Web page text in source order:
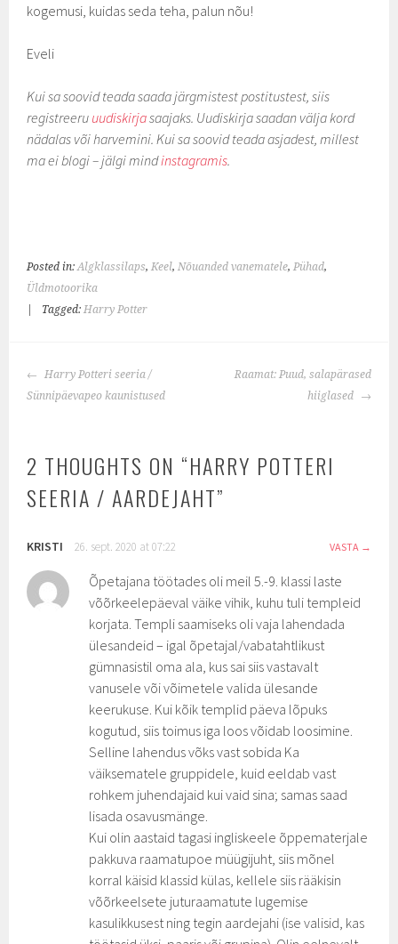
kogemusi, kuidas seda teha, palun nõu!
Eveli
Kui sa soovid teada saada järgmistest postitustest, siis
registreeru uudiskirjasaajaks. Uudiskirja saadan välja kord
nädalas või harvemini. Kui sa soovid teada asjadest, millest
ma ei blogi – jälgi mindinstagramis.
Posted in:Algklassilaps,Keel,Nõuanded vanematele,Pühad,
Üldmotoorika
Tagged:Harry Potter
POST
NAVIGATION
Harry Potteri seeria /
Sünnipäevapeo kaunistused
Raamat: Puud, salapärased
hiiglased
2 THOUGHTS ON “HARRY POTTERI
SEERIA / AARDEJAHT”
KRISTI 26. sept. 2020 at 07:22 VASTA
Õpetajana töötades oli meil 5.-9. klassi laste
võõrkeelepäeval väike vihik, kuhu tuli templeid
korjata. Templi saamiseks oli vaja lahendada
ülesandeid – igal õpetajal/vabatahtlikust
gümnasistil oma ala, kus sai siis vastavalt
vanusele või võimetele valida ülesande
keerukuse. Kui kõik templid päeva lõpuks
kogutud, siis toimus iga loos võidab loosimine.
Selline lahendus võks vast sobida Ka
väiksematele gruppidele, kuid eeldab vast
rohkem juhendajaid kui vaid sina; samas saad
lisada osavusmänge.
Kui olin aastaid tagasi ingliskeele õppematerjale
pakkuva raamatupoe müügijuht, siis mõnel
korral käisid klassid külas, kellele siis rääkisin
võõrkeelsete juturaamatute lugemise
kasulikkusest ning tegin aardejahi (ise valisid, kas